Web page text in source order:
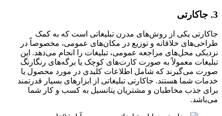
3. جاکارتی
جاکارتی یکی از روش‌های مدرن تبلیغاتی است که به کمک
طراحی‌های خلاقانه و توزیع در مکان‌های عمومی، مخصوصاً در
نزدیکی محل‌های مراجعه عمومی، تبلیغات را انجام می‌دهد. این
تبلیغات معمولاً به صورت کارت‌های کوچک یا برگه‌های رنگارنگ
صورت می‌گیرند که شامل اطلاعات کلیدی در مورد محصول یا
خدمات شما هستند. جاکارتی تبلیغاتی از ابزارهای بسیار قدرتمند
برای جذب مخاطبان و مشتریان پتانسیل به کسب و کار شما
می‌باشد.